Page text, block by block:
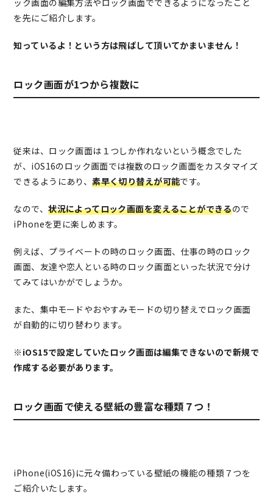
ック画面の編集方法やロック画面でできるようになったこと
を先にご紹介します。
知っているよ！という方は飛ばして頂いてかまいません！
ロック画面が1つから複数に
従来は、ロック画面は１つしか作れないという概念でした
が、iOS16のロック画面では複数のロック画面をカスタマイズ
できるようにあり、素早く切り替えが可能です。
なので、状況によってロック画面を変えることができるので
iPhoneを更に楽しめます。
例えば、プライベートの時のロック画面、仕事の時のロック
画面、友達や恋人といる時のロック画面といった状況で分け
てみてはいかがでしょうか。
また、集中モードやおやすみモードの切り替えでロック画面
が自動的に切り替わります。
※iOS15で設定していたロック画面は編集できないので新規で
作成する必要があります。
ロック画面で使える壁紙の豊富な種類７つ！
iPhone(iOS16)に元々備わっている壁紙の機能の種類７つを
ご紹介いたします。